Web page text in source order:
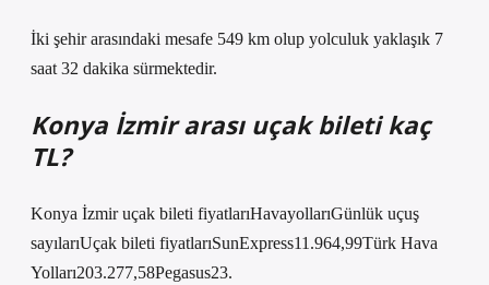
İki şehir arasındaki mesafe 549 km olup yolculuk yaklaşık 7
saat 32 dakika sürmektedir.
Konya İzmir arası uçak bileti kaç
TL?
Konya İzmir uçak bileti fiyatlarıHavayollarıGünlük uçuş
sayılarıUçak bileti fiyatlarıSunExpress11.964,99Türk Hava
Yolları203.277,58Pegasus23.